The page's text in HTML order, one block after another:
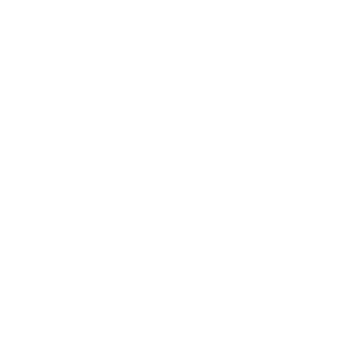
e taxa de
em momentos de seca sem
é importante por soluções como
do bem de imediato. A solução foi
uma solução financeira